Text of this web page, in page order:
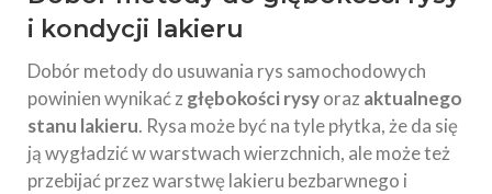
i kondycji lakieru
Dobór metody do usuwania rys samochodowych
powinien wynikać z głębokości rysyoraz aktualnego
stanu lakieru. Rysa może być na tyle płytka, że da się
ją wygładzić w warstwach wierzchnich, ale może też
przebijać przez warstwę lakieru bezbarwnego i